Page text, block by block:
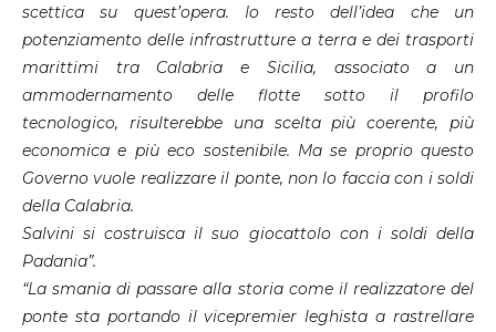
scettica su quest’opera. Io resto dell’idea che un
potenziamento delle infrastrutture a terra e dei trasporti
marittimi tra Calabria e Sicilia, associato a un
ammodernamento delle flotte sotto il profilo
tecnologico, risulterebbe una scelta più coerente, più
economica e più eco sostenibile. Ma se proprio questo
Governo vuole realizzare il ponte, non lo faccia con i soldi
della Calabria.
Salvini si costruisca il suo giocattolo con i soldi della
Padania”.
“La smania di passare alla storia come il realizzatore del
ponte sta portando il vicepremier leghista a rastrellare